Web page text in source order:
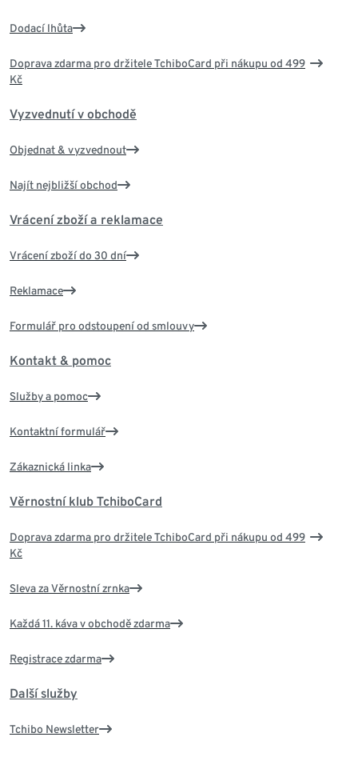
Dodací lhůta
Doprava zdarma pro držitele TchiboCard při nákupu od 499
Kč
Vyzvednutí v obchodě
Objednat & vyzvednout
Najít nejbližší obchod
Vrácení zboží a reklamace
Vrácení zboží do 30 dní
Reklamace
Formulář pro odstoupení od smlouvy
Kontakt & pomoc
Služby a pomoc
Kontaktní formulář
Zákaznická linka
Věrnostní klub TchiboCard
Doprava zdarma pro držitele TchiboCard při nákupu od 499
Kč
Sleva za Věrnostní zrnka
Každá 11. káva v obchodě zdarma
Registrace zdarma
Další služby
Tchibo Newsletter